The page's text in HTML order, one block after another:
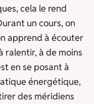
cela le rend
un cours, on
apprend à écouter
ralentir, à de moins
en se posant à
énergétique,
des méridiens